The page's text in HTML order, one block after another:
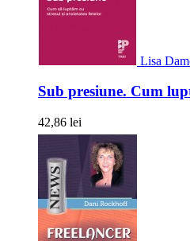
Lisa
Sub presiune. Cum
42,86 lei